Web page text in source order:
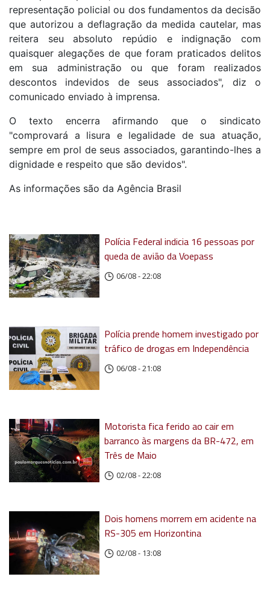
representação policial ou dos fundamentos da decisão
que autorizou a deflagração da medida cautelar, mas
reitera seu absoluto repúdio e indignação com
quaisquer alegações de que foram praticados delitos
em sua administração ou que foram realizados
descontos indevidos de seus associados", diz o
comunicado enviado à imprensa.
O texto encerra afirmando que o sindicato
"comprovará a lisura e legalidade de sua atuação,
sempre em prol de seus associados, garantindo-lhes a
dignidade e respeito que são devidos".
As informações são da Agência Brasil
Polícia Federal indicia 16 pessoas por
queda de avião da Voepass
06/08 - 22:08
Polícia prende homem investigado por
tráfico de drogas em Independência
06/08 - 21:08
Motorista fica ferido ao cair em
barranco às margens da BR-472, em
Três de Maio
02/08 - 22:08
Dois homens morrem em acidente na
RS-305 em Horizontina
02/08 - 13:08